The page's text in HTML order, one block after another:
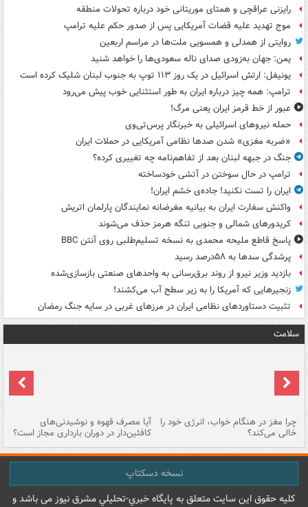
رایزنی عراقچی و همتای موریتانی خود درباره تحولات منطقه
موج تهدید علیه قضات آمریکایی پس از صدور حکم علیه ترامپ
روایتی از همدلی و همسویی ملت‌ها در مراسم اربعین
یمن: جهان به‌زودی صدای ناله سعودی‌ها را خواهد شنید
یونیفل: ارتش اسرائیل در یک روز ۱۱۳ توپ به جنوب لبنان شلیک کرده است
ترامپ: همه چیز درباره ایران به طور استثنایی خوب پیش می‌رود
عبور از خط قرمز ایران یعنی مرگ!
حمله نیروهای اسرائیلی به خبرنگار پرس‌تی‌وی
«ضربه مغزی» شدن صدها نظامی آمریکایی در حملات ایران
جنگ در جبهه لبنان بعد از تفاهم‌نامه چه تغییری کرده؟
ترامپ در حال سوختن در آتشی خودساخته
ایران را تست نکنید! جاده‌ی خشم ایران!
واکنش سفارت ایران به بیانیه مغرضانه نمایندگان پارلمان اتریش
کریدورهای شمالی و جنوبی تنگه هرمز حذف می‌شوند
پاسخ قاطع ملیحه محمدی به نسخه تسلیم‌طلبی روی آنتن BBC
پرشدگی سدها به ۵۸درصد رسید
بازدید وزیر نیرو از روند برق‌رسانی به واحدهای صنعتی بازسازی‌شده
زنجیرهایی که آمریکا را به زیر سطح آب می‌کشند!
تثبیت دستاوردهای نظامی ایران در مرزهای غربی در سایه جنگ رمضان
سلامت
چرا مغز در هنگام خواب، انرژی خود را
خالی می‌کند؟
آیا مصرف قهوه و نوشیدنی‌های
کافئین‌دار در دوران بارداری مجاز است؟
نسخه دسکتاپ
کليه حقوق اين سايت متعلق به پایگاه خبري-تحليلي مشرق نيوز می باشد و